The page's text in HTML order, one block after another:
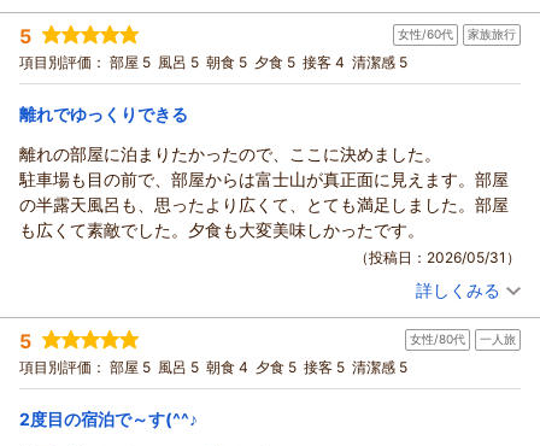
宿泊時期： 2026年05月宿泊 (一人旅)
投稿者： きそうのきさん
宿泊プラン： 正規料金より割安◎【基本プラン】クチコミ5つ星の絶景天空
露天風呂と旬の創作会席料理を堪能◆
和室 朝・夕
宿泊価格帯： 17,001～18,000円(大人一人あたり/税込)
5 女性/60代 家族旅行
項目別評価： 部屋 5 風呂 5 朝食 5 夕食 5 接客 4 清潔感 5
離れでゆっくりできる
離れの部屋に泊まりたかったので、ここに決めました。
駐車場も目の前で、部屋からは富士山が真正面に見えます。部屋
の半露天風呂も、思ったより広くて、とても満足しました。部屋
も広くて素敵でした。夕食も大変美味しかったです。
（投稿日：2026/05/31）
投稿者： ゆかりんさん(女性/60代)
宿泊プラン： 夕食グレードUP◎鮑の踊り焼きに伊豆名物金目鯛の煮付けをプ
ラス！＜あやめ会席＞
和室 朝・夕
宿泊価格帯： 23,001～24,000円(大人一人あたり/税込)
詳しくみる
5 女性/80代 一人旅
項目別評価： 部屋 5 風呂 5 朝食 4 夕食 5 接客 5 清潔感 5
2度目の宿泊で～す(^^♪